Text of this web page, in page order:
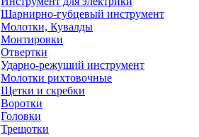
Шарнирно-губцевый инструмент
Молотки, Кувалды
Монтировки
Отвертки
Ударно-режуший инструмент
Молотки рихтовочные
Щетки и скребки
Воротки
Головки
Трещотки